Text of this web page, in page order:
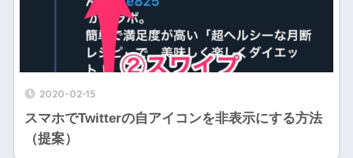
2020-02-15
スマホでTwitterの自アイコンを非表示にする方法
（提案）